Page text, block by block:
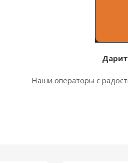
Наши операторы с